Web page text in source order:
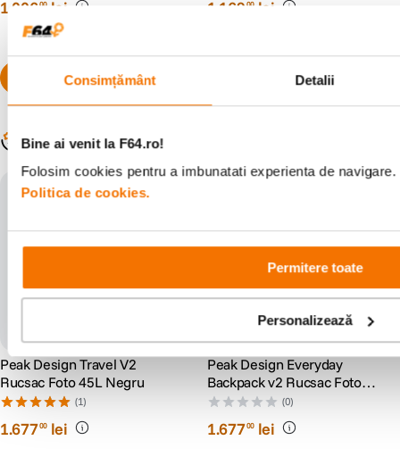
Consimțământ Detalii
Bine ai venit la F64.ro!
Folosim cookies pentru a imbunatati experienta de
Politica de cookies.
Permitere toate
Personalizează
1 00600 lei 1 16900 lei
Populare în aceeași categorie
Peak Design Travel V2
Rucsac Foto 45L Negru
(1)
1.67700 lei
Peak Design Everyday
Backpack v2 Rucsac Foto
30L Negru
(0)
1.67700 lei